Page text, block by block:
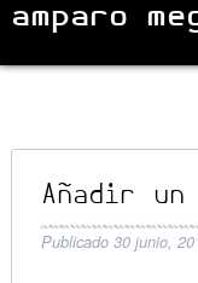
amparo
Añadir
Publicado 30 junio,